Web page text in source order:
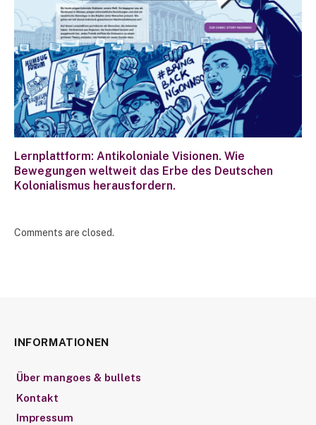
Lernplattform: Antikoloniale Visionen. Wie
Bewegungen weltweit das Erbe des Deutschen
Kolonialismus herausfordern.
Comments are closed.
INFORMATIONEN
Über mangoes & bullets
Kontakt
Impressum